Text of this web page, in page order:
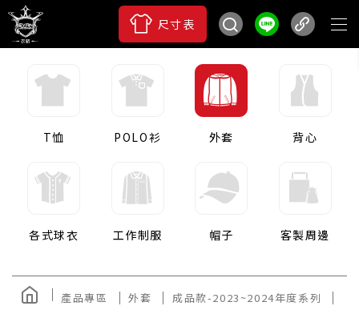
尺寸表
T恤 POLO衫 外套 背心
各式球衣 工作制服 帽子 客製周邊
產品專區 外套 成品款-2023~2024年度系列